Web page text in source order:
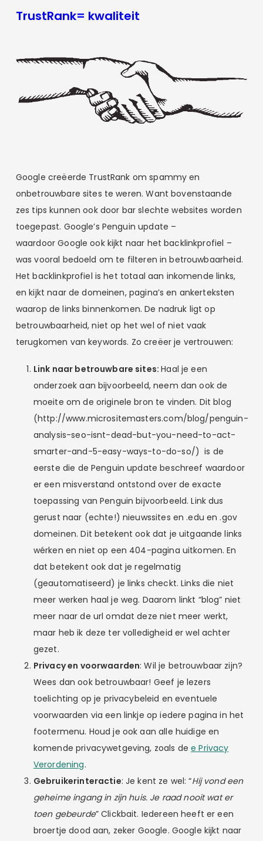
TrustRank= kwaliteit
Google creëerde TrustRank om spammy en
onbetrouwbare sites te weren. Want bovenstaande
zes tips kunnen ook door bar slechte websites worden
toegepast. Google’s Penguin update –
waardoor Google ook kijkt naar het backlinkprofiel –
was vooral bedoeld om te filteren in betrouwbaarheid.
Het backlinkprofiel is het totaal aan inkomende links,
en kijkt naar de domeinen, pagina’s en ankerteksten
waarop de links binnenkomen. De nadruk ligt op
betrouwbaarheid, niet op het wel of niet vaak
terugkomen van keywords. Zo creëer je vertrouwen:
Link naar betrouwbare sites:Haal je een
onderzoek aan bijvoorbeeld, neem dan ook de
moeite om de originele bron te vinden. Dit blog
(http://www.micrositemasters.com/blog/penguin-
analysis-seo-isnt-dead-but-you-need-to-act-
smarter-and-5-easy-ways-to-do-so/) is de
eerste die de Penguin update beschreef waardoor
er een misverstand ontstond over de exacte
toepassing van Penguin bijvoorbeeld. Link dus
gerust naar (echte!) nieuwssites en .edu en .gov
domeinen. Dit betekent ook dat je uitgaande links
wérken en niet op een 404-pagina uitkomen. En
dat betekent ook dat je regelmatig
(geautomatiseerd) je links checkt. Links die niet
meer werken haal je weg. Daarom linkt “blog” niet
meer naar de url omdat deze niet meer werkt,
maar heb ik deze ter volledigheid er wel achter
gezet.
Privacy en voorwaarden: Wil je betrouwbaar zijn?
Wees dan ook betrouwbaar! Geef je lezers
toelichting op je privacybeleid en eventuele
voorwaarden via een linkje op iedere pagina in het
footermenu. Houd je ook aan alle huidige en
komende privacywetgeving, zoals dee Privacy
Verordening.
Gebruikerinteractie: Je kent ze wel: “Hij vond een
geheime ingang in zijn huis. Je raad nooit wat er
toen gebeurde” Clickbait. Iedereen heeft er een
broertje dood aan, zeker Google. Google kijkt naar